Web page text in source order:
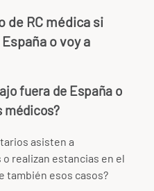
de RC médica si
o voy a
fuera de España o
médicos?
asisten a
realizan estancias en el
también esos casos?